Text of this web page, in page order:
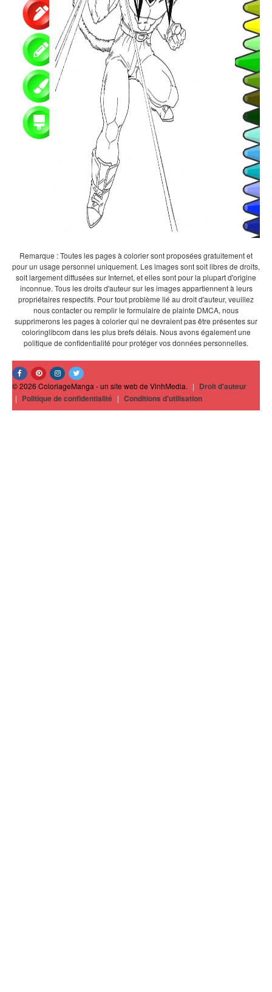
Remarque : Toutes les pages à colorier sont proposées gratuitement et
pour un usage personnel uniquement. Les images sont soit libres de droits,
soit largement diffusées sur Internet, et elles sont pour la plupart d'origine
inconnue. Tous les droits d'auteur sur les images appartiennent à leurs
propriétaires respectifs. Pour tout problème lié au droit d'auteur, veuillez
nous contacter ou remplir le formulaire de plainte DMCA, nous
supprimerons les pages à colorier qui ne devraient pas être présentes sur
coloringlibcom dans les plus brefs délais. Nous avons également une
politique de confidentialité pour protéger vos données personnelles.
© 2026 ColoriageManga - un site web de VinhMedia. | Droit d'auteur
| Politique de confidentialité | Conditions d'utilisation